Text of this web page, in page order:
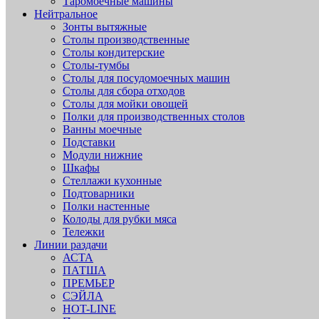
Нейтральное
Зонты вытяжные
Столы производственные
Столы кондитерские
Столы-тумбы
Столы для посудомоечных машин
Столы для сбора отходов
Столы для мойки овощей
Полки для производственных столов
Ванны моечные
Подставки
Модули нижние
Шкафы
Стеллажи кухонные
Подтоварники
Полки настенные
Колоды для рубки мяса
Тележки
Линии раздачи
АСТА
ПАТША
ПРЕМЬЕР
СЭЙЛА
HOT-LINE